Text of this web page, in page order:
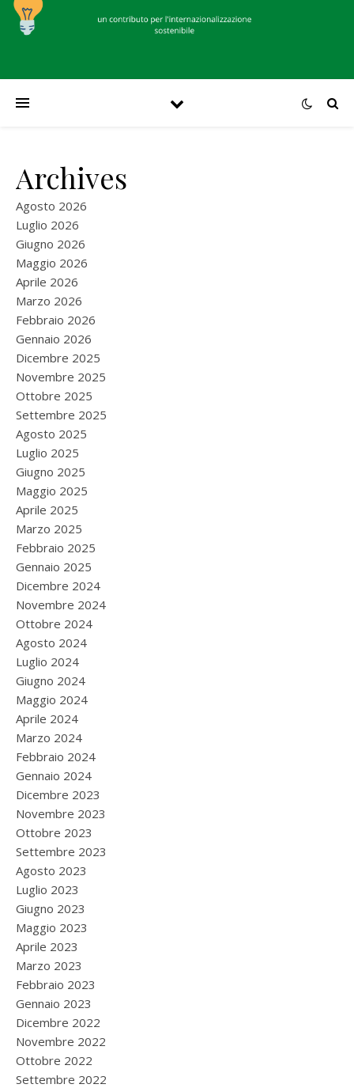
Archives
Agosto 2026
Luglio 2026
Giugno 2026
Maggio 2026
Aprile 2026
Marzo 2026
Febbraio 2026
Gennaio 2026
Dicembre 2025
Novembre 2025
Ottobre 2025
Settembre 2025
Agosto 2025
Luglio 2025
Giugno 2025
Maggio 2025
Aprile 2025
Marzo 2025
Febbraio 2025
Gennaio 2025
Dicembre 2024
Novembre 2024
Ottobre 2024
Agosto 2024
Luglio 2024
Giugno 2024
Maggio 2024
Aprile 2024
Marzo 2024
Febbraio 2024
Gennaio 2024
Dicembre 2023
Novembre 2023
Ottobre 2023
Settembre 2023
Agosto 2023
Luglio 2023
Giugno 2023
Maggio 2023
Aprile 2023
Marzo 2023
Febbraio 2023
Gennaio 2023
Dicembre 2022
Novembre 2022
Ottobre 2022
Settembre 2022